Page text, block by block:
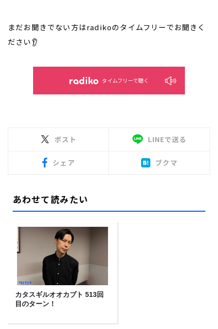
まだお聞きでない方はradikoのタイムフリーでお聞きく
ださい👂
タイムフリーで聴く
ポスト LINEで送る
シェア ブクマ
あわせて読みたい
カタスギルオオカブト 513回
目のターン！